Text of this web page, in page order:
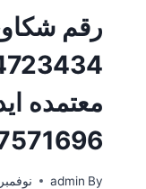
رقم
معتمده
By
admin نوفمبر 24, 2019